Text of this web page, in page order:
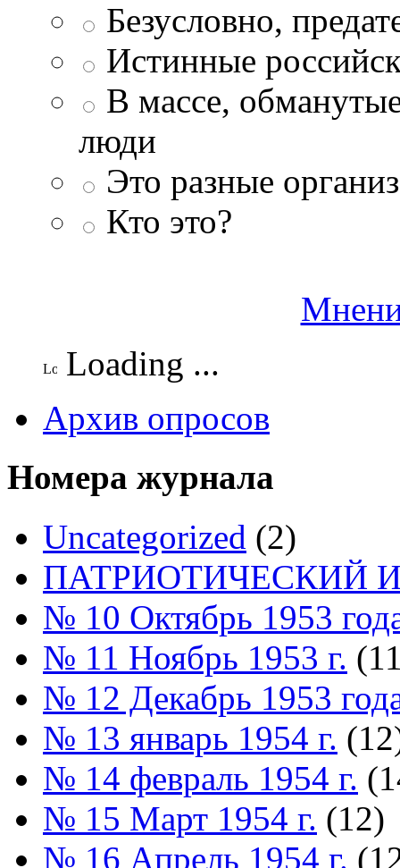
Безусловно,
Истинные
В массе,
люди
Это разные
Кто это?
Loading ...
Архив опросов
Номера журнала
Uncategorized (2)
ПАТРИОТИЧЕСКИЙ
№ 10 Октябрь 1953
№ 11 Ноябрь 1953 г.
№ 12 Декабрь 1953
№ 13 январь 1954 г.
№ 14 февраль 1954 г.
№ 15 Март 1954 г. (12)
№ 16 Апрель 1954 г.